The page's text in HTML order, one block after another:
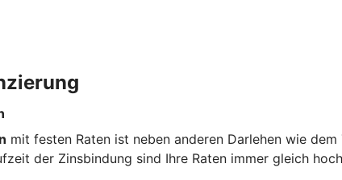
mit festen Raten ist neben anderen Darlehen wie
der Zinsbindung sind Ihre Raten immer gleich